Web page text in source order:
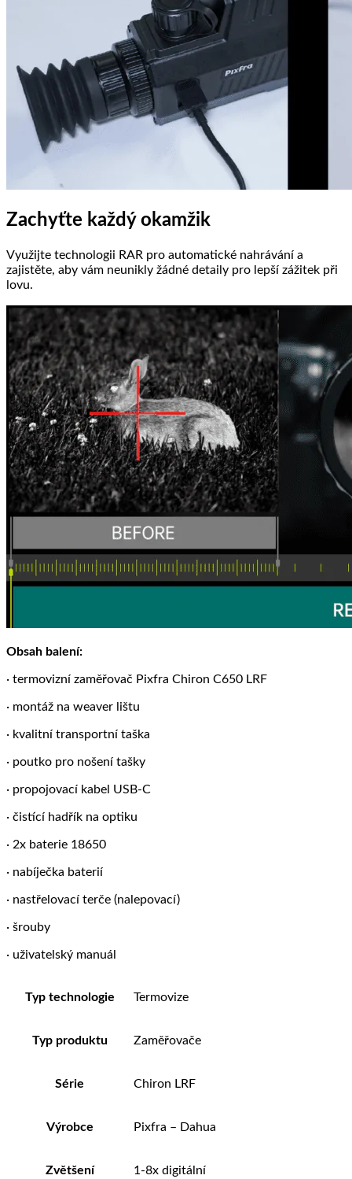
Zachyťte každý okamžik
Využijte technologii RAR pro automatické nahrávání a
zajistěte, aby vám neunikly žádné detaily pro lepší zážitek při
lovu.
Obsah balení:
· termovizní zaměřovač Pixfra Chiron C650 LRF
· montáž na weaver lištu
· kvalitní transportní taška
· poutko pro nošení tašky
· propojovací kabel USB-C
· čistící hadřík na optiku
· 2x baterie 18650
· nabíječka baterií
· nastřelovací terče (nalepovací)
· šrouby
· uživatelský manuál
Typ technologie Termovize
Typ produktu Zaměřovače
Série Chiron LRF
Výrobce Pixfra – Dahua
Zvětšení 1-8x digitální